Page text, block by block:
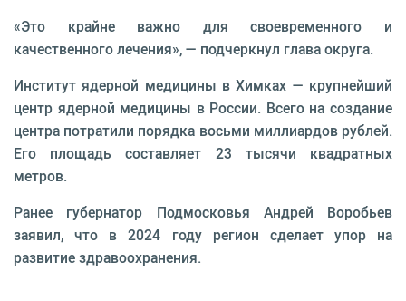
«Это крайне важно для своевременного и
качественного лечения», — подчеркнул глава округа.
Институт ядерной медицины в Химках — крупнейший
центр ядерной медицины в России. Всего на создание
центра потратили порядка восьми миллиардов рублей.
Его площадь составляет 23 тысячи квадратных
метров.
Ранее губернатор Подмосковья Андрей Воробьев
заявил, что в 2024 году регион сделает упор на
развитие здравоохранения.